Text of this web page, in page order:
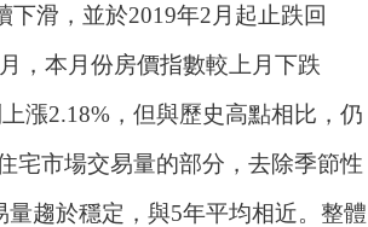
下滑，並於2019年2月起止跌回
，本月份房價指數較上月下跌
漲2.18%，但與歷史高點相比，仍
宅市場交易量的部分，去除季節性
量趨於穩定，與5年平均相近。整體